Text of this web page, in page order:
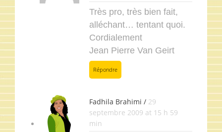
Très pro, très bien fait,
alléchant… tentant quoi.
Cordialement
Jean Pierre Van Geirt
Répondre
Fadhila Brahimi / 29
septembre 2009 at 15 h 59
min